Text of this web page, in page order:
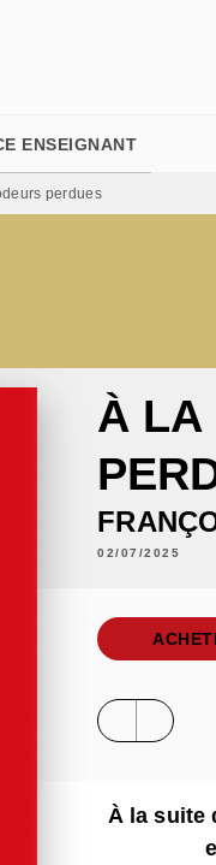
ENSEIGNANT
perdues
À LA
02/07/2025
À la suite